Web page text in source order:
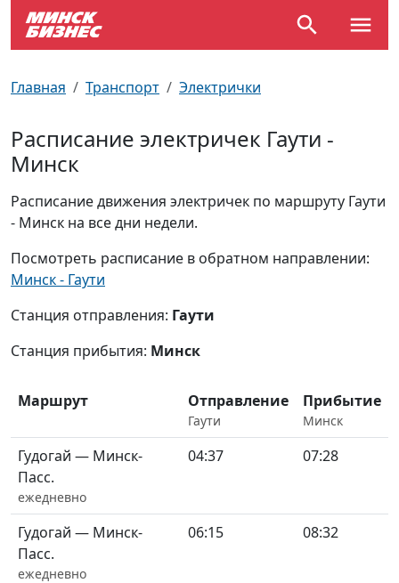
Главная Транспорт Электрички
Расписание электричек Гаути -
Минск
Расписание движения электричек по маршруту Гаути
- Минск на все дни недели.
Посмотреть расписание в обратном направлении:
Минск - Гаути
Станция отправления: Гаути
Станция прибытия: Минск
Маршрут Отправление
Гаути
Прибытие
Минск
Гудогай — Минск-
Пасс.
ежедневно
04:37 07:28
Гудогай — Минск-
Пасс.
ежедневно
06:15 08:32
Возле метро
Почтовые индексы
Улицы Минска
Производственный календарь
Схема метро
Пробки на дорогах
Самолеты